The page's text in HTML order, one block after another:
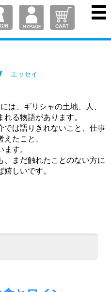
エッセイ
は、ギリシャの土地、人、
る物語があります。
では語りきれないこと、仕事
たこと、
す。
、まだ触れたことのない方に
しいです。